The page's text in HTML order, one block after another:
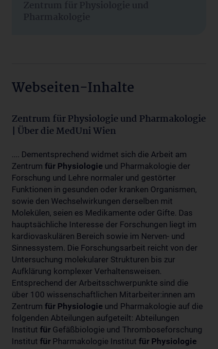
Zentrum für Physiologie und
Pharmakologie
Webseiten-Inhalte
Zentrum für Physiologie und Pharmakologie
| Über die MedUni Wien
.... Dementsprechend widmet sich die Arbeit am
Zentrum für Physiologie und Pharmakologie der
Forschung und Lehre normaler und gestörter
Funktionen in gesunden oder kranken Organismen,
sowie den Wechselwirkungen derselben mit
Molekülen, seien es Medikamente oder Gifte. Das
hauptsächliche Interesse der Forschungen liegt im
kardiovaskulären Bereich sowie im Nerven- und
Sinnessystem. Die Forschungsarbeit reicht von der
Untersuchung molekularer Strukturen bis zur
Aufklärung komplexer Verhaltensweisen.
Entsprechend der Arbeitsschwerpunkte sind die
über 100 wissenschaftlichen Mitarbeiter:innen am
Zentrum für Physiologie und Pharmakologie auf die
folgenden Abteilungen aufgeteilt: Abteilungen
Institut für Gefäßbiologie und Thromboseforschung
Institut für Pharmakologie Institut für Physiologie